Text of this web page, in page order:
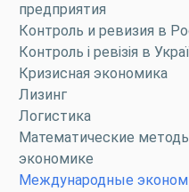
предприятия
Контроль и ревизия в
Контроль і ревізія в
Кризисная экономика
Лизинг
Логистика
Математические
экономике
Международные